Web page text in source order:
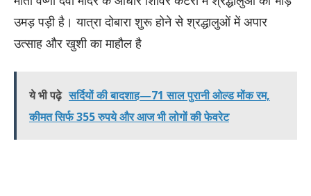
उमड़ पड़ी है। यात्रा दोबारा शुरू होने से श्रद्धालुओं में अपार
उत्साह और खुशी का माहौल है
ये भी पढ़े सर्दियों की बादशाह—71 साल पुरानी ओल्ड मोंक रम,
कीमत सिर्फ 355 रुपये और आज भी लोगों की फेवरेट